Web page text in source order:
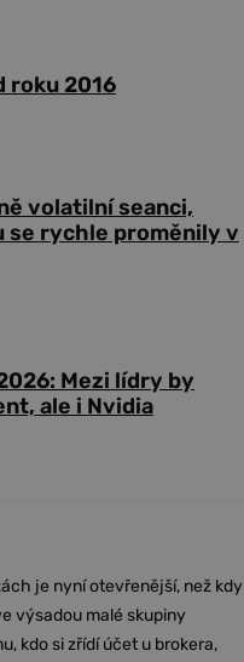
roku 2016
volatilní seanci,
rychle proměnily v
Mezi lídry by
ale i Nvidia
je nyní otevřenější, než kdy
výsadou malé skupiny
kdo si zřídí účet u brokera,